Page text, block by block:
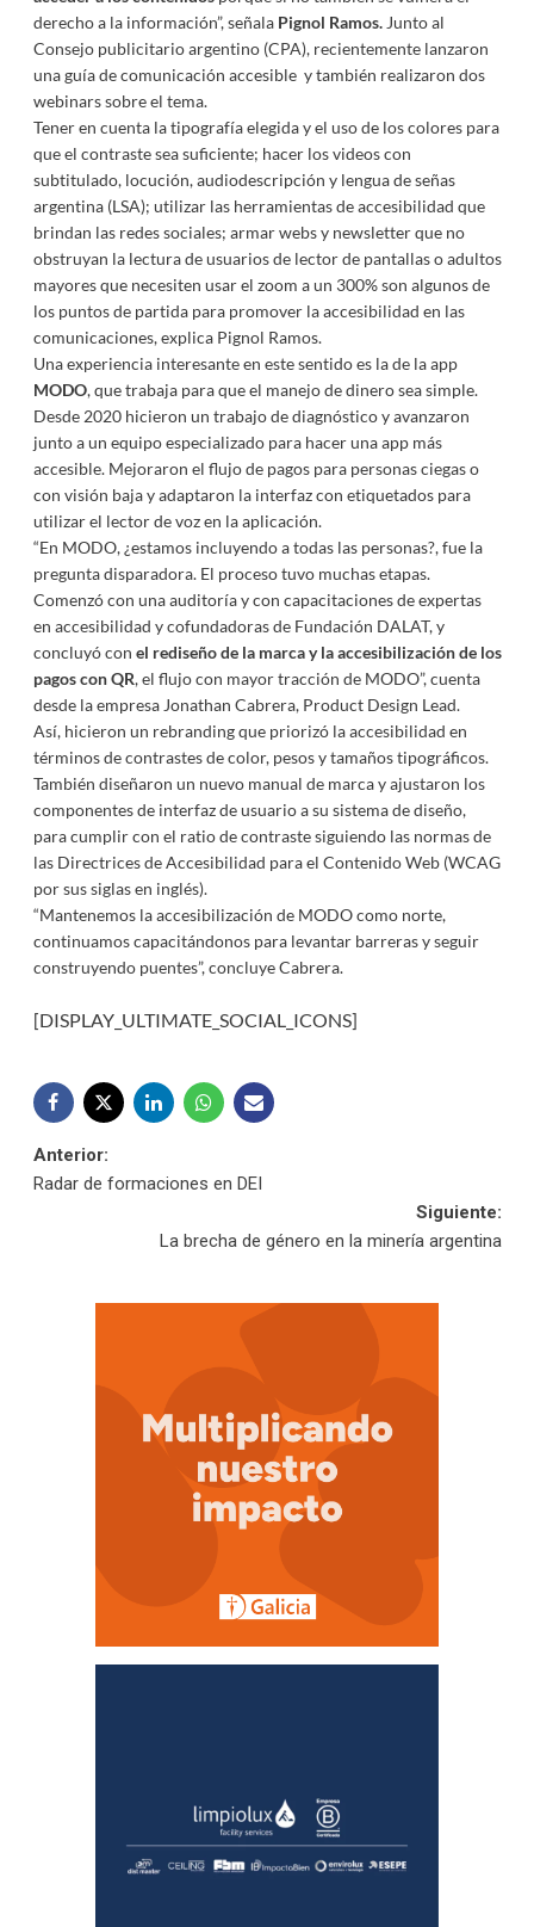
derecho a la información”, señala Pignol Ramos. Junto al
Consejo publicitario argentino (CPA), recientemente lanzaron
una guía de comunicación accesible y también realizaron dos
webinars sobre el tema.
Tener en cuenta la tipografía elegida y el uso de los colores para
que el contraste sea suficiente; hacer los videos con
subtitulado, locución, audiodescripción y lengua de señas
argentina (LSA); utilizar las herramientas de accesibilidad que
brindan las redes sociales; armar webs y newsletter que no
obstruyan la lectura de usuarios de lector de pantallas o adultos
mayores que necesiten usar el zoom a un 300% son algunos de
los puntos de partida para promover la accesibilidad en las
comunicaciones, explica Pignol Ramos.
Una experiencia interesante en este sentido es la de la app
MODO, que trabaja para que el manejo de dinero sea simple.
Desde 2020 hicieron un trabajo de diagnóstico y avanzaron
junto a un equipo especializado para hacer una app más
accesible. Mejoraron el flujo de pagos para personas ciegas o
con visión baja y adaptaron la interfaz con etiquetados para
utilizar el lector de voz en la aplicación.
“En MODO, ¿estamos incluyendo a todas las personas?, fue la
pregunta disparadora. El proceso tuvo muchas etapas.
Comenzó con una auditoría y con capacitaciones de expertas
en accesibilidad y cofundadoras de Fundación DALAT, y
concluyó con el rediseño de la marca y la accesibilización de los
pagos con QR, el flujo con mayor tracción de MODO”, cuenta
desde la empresa Jonathan Cabrera, Product Design Lead.
Así, hicieron un rebranding que priorizó la accesibilidad en
términos de contrastes de color, pesos y tamaños tipográficos.
También diseñaron un nuevo manual de marca y ajustaron los
componentes de interfaz de usuario a su sistema de diseño,
para cumplir con el ratio de contraste siguiendo las normas de
las Directrices de Accesibilidad para el Contenido Web (WCAG
por sus siglas en inglés).
“Mantenemos la accesibilización de MODO como norte,
continuamos capacitándonos para levantar barreras y seguir
construyendo puentes”, concluye Cabrera.
[DISPLAY_ULTIMATE_SOCIAL_ICONS]
Navegación
entradas
Anterior:
Radar de formaciones en DEI
Siguiente:
La brecha de género en la minería argentina